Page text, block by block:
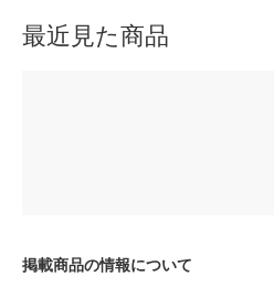
最近見た商品
掲載商品の情報について